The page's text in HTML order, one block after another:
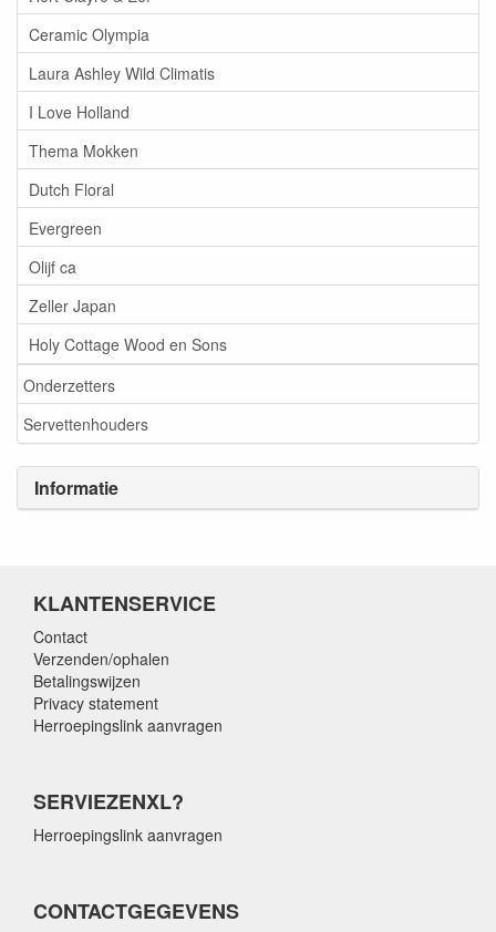
Ceramic Olympia
Laura Ashley Wild Climatis
I Love Holland
Thema Mokken
Dutch Floral
Evergreen
Olijf ca
Zeller Japan
Holy Cottage Wood en Sons
Onderzetters
Servettenhouders
Informatie
KLANTENSERVICE
Contact
Verzenden/ophalen
Betalingswijzen
Privacy statement
Herroepingslink aanvragen
SERVIEZENXL?
Herroepingslink aanvragen
CONTACTGEGEVENS